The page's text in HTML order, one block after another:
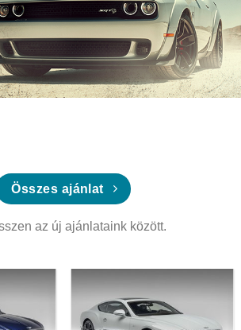
Összes ajánlat
az új ajánlataink között.